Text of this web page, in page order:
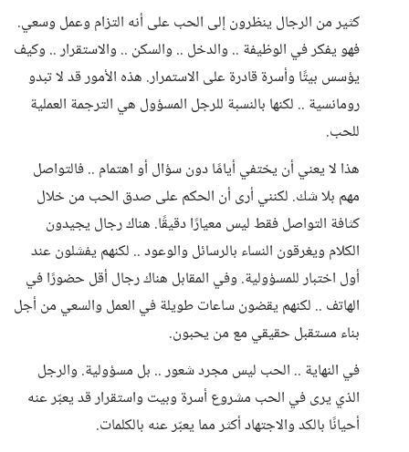
كثير من الرجال ينظرون إلى الحب على أنه التزام وعمل وسعي.
فهو يفكر في الوظيفة .. والدخل .. والسكن .. والاستقرار .. وكيف
يؤسس بيتًا وأسرة قادرة على الاستمرار. هذه الأمور قد لا تبدو
رومانسية .. لكنها بالنسبة للرجل المسؤول هي الترجمة العملية
للحب.
هذا لا يعني أن يختفي أيامًا دون سؤال أو اهتمام .. فالتواصل
مهم بلا شك. لكنني أرى أن الحكم على صدق الحب من خلال
كثافة التواصل فقط ليس معيارًا دقيقًا. هناك رجال يجيدون
الكلام ويغرقون النساء بالرسائل والوعود .. لكنهم يفشلون عند
أول اختبار للمسؤولية. وفي المقابل هناك رجال أقل حضورًا في
الهاتف .. لكنهم يقضون ساعات طويلة في العمل والسعي من أجل
بناء مستقبل حقيقي مع من يحبون.
في النهاية .. الحب ليس مجرد شعور .. بل مسؤولية. والرجل
الذي يرى في الحب مشروع أسرة وبيت واستقرار قد يعبّر عنه
أحيانًا بالكد والاجتهاد أكثر مما يعبّر عنه بالكلمات.